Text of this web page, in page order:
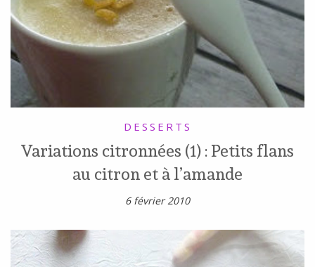
DESSERTS
Variations citronnées (1) : Petits flans
au citron et à l’amande
6 février 2010